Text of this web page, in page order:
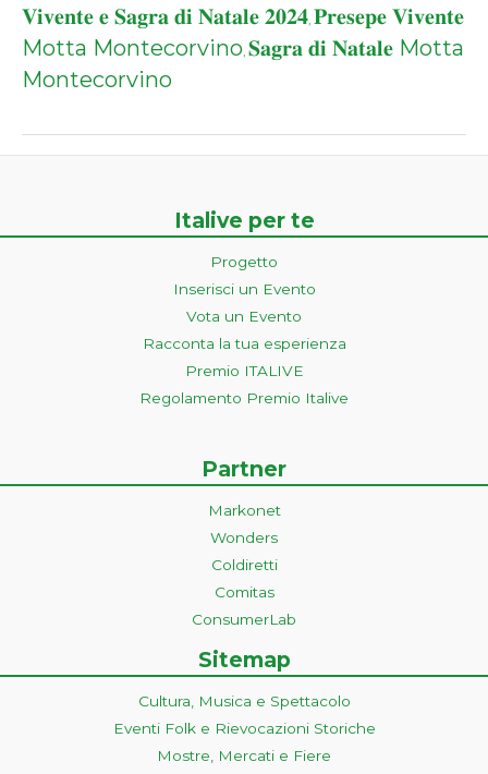
𝐕𝐢𝐯𝐞𝐧𝐭𝐞 𝐞 𝐒𝐚𝐠𝐫𝐚 𝐝𝐢 𝐍𝐚𝐭𝐚𝐥𝐞 𝟐𝟎𝟐𝟒, 𝐏𝐫𝐞𝐬𝐞𝐩𝐞 𝐕𝐢𝐯𝐞𝐧𝐭𝐞
Motta Montecorvino, 𝐒𝐚𝐠𝐫𝐚 𝐝𝐢 𝐍𝐚𝐭𝐚𝐥𝐞 Motta
Montecorvino
Italive per te
Progetto
Inserisci un Evento
Vota un Evento
Racconta la tua esperienza
Premio ITALIVE
Regolamento Premio Italive
Partner
Markonet
Wonders
Coldiretti
Comitas
ConsumerLab
Sitemap
Cultura, Musica e Spettacolo
Eventi Folk e Rievocazioni Storiche
Mostre, Mercati e Fiere